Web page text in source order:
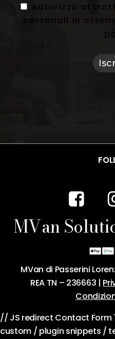
Autorizzo al
personali in
MVanSoluti
MVan di Passerini
REA TN – 236663 |
// JS redirect Contact Form
custom / plugin snippets /